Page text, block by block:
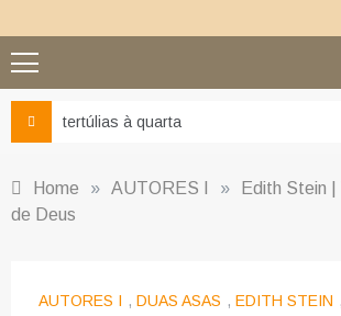
Ciência e religião: como superar o
Home » AUTORES I »
Edith Stein
de Deus
AUTORES I , DUAS ASAS , EDITH STEIN ,